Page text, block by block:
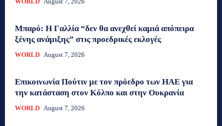
Μπαρό: Η Γαλλία “δεν θα ανεχθεί καμιά απόπειρα
ξένης ανάμιξης” στις προεδρικές εκλογές
WORLD August 7, 2026
Επικοινωνία Πούτιν με τον πρόεδρο των ΗΑΕ για
την κατάσταση στον Κόλπο και στην Ουκρανία
WORLD August 7, 2026